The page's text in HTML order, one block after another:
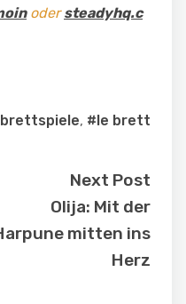
odersteadyhq.c
, #le brett
Next Post
Olija: Mit der
mitten ins
Herz